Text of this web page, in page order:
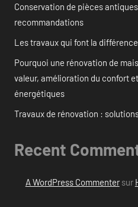
Conservation de pièces
recommandations
Les travaux qui font la
Pourquoi une rénovation de
valeur, amélioration du confort
énergétiques
Travaux de rénovation :
Recent
A WordPress Commentersur